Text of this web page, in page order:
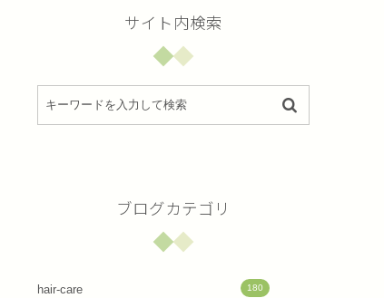
サイト内検索
ブログカテゴリ
hair-care 180